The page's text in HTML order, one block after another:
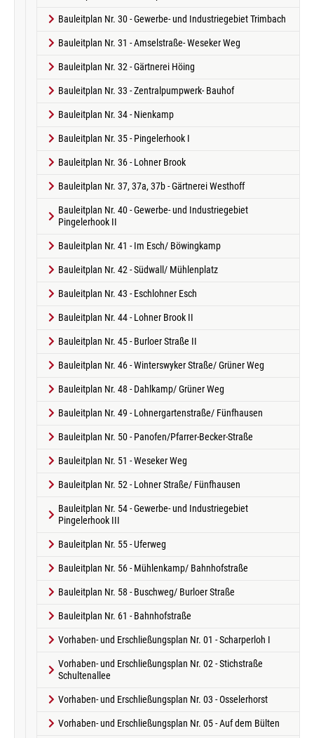
Bauleitplan Nr. 30 - Gewerbe- und Industriegebiet Trimbach
Bauleitplan Nr. 31 - Amselstraße- Weseker Weg
Bauleitplan Nr. 32 - Gärtnerei Höing
Bauleitplan Nr. 33 - Zentralpumpwerk- Bauhof
Bauleitplan Nr. 34 - Nienkamp
Bauleitplan Nr. 35 - Pingelerhook I
Bauleitplan Nr. 36 - Lohner Brook
Bauleitplan Nr. 37, 37a, 37b - Gärtnerei Westhoff
Bauleitplan Nr. 40 - Gewerbe- und Industriegebiet
Pingelerhook II
Bauleitplan Nr. 41 - Im Esch/ Böwingkamp
Bauleitplan Nr. 42 - Südwall/ Mühlenplatz
Bauleitplan Nr. 43 - Eschlohner Esch
Bauleitplan Nr. 44 - Lohner Brook II
Bauleitplan Nr. 45 - Burloer Straße II
Bauleitplan Nr. 46 - Winterswyker Straße/ Grüner Weg
Bauleitplan Nr. 48 - Dahlkamp/ Grüner Weg
Bauleitplan Nr. 49 - Lohnergartenstraße/ Fünfhausen
Bauleitplan Nr. 50 - Panofen/Pfarrer-Becker-Straße
Bauleitplan Nr. 51 - Weseker Weg
Bauleitplan Nr. 52 - Lohner Straße/ Fünfhausen
Bauleitplan Nr. 54 - Gewerbe- und Industriegebiet
Pingelerhook III
Bauleitplan Nr. 55 - Uferweg
Bauleitplan Nr. 56 - Mühlenkamp/ Bahnhofstraße
Bauleitplan Nr. 58 - Buschweg/ Burloer Straße
Bauleitplan Nr. 61 - Bahnhofstraße
Vorhaben- und Erschließungsplan Nr. 01 - Scharperloh I
Vorhaben- und Erschließungsplan Nr. 02 - Stichstraße
Schultenallee
Vorhaben- und Erschließungsplan Nr. 03 - Osselerhorst
Vorhaben- und Erschließungsplan Nr. 05 - Auf dem Bülten